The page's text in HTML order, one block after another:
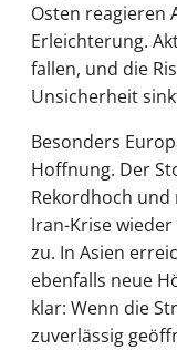
Osten reagieren
Erleichterung.
fallen, und die
Unsicherheit
Besonders
Hoffnung. Der
Rekordhoch
Iran-Krise
zu. In Asien
ebenfalls neue
klar: Wenn die
zuverlässig